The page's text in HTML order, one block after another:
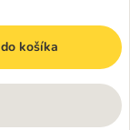
košíka